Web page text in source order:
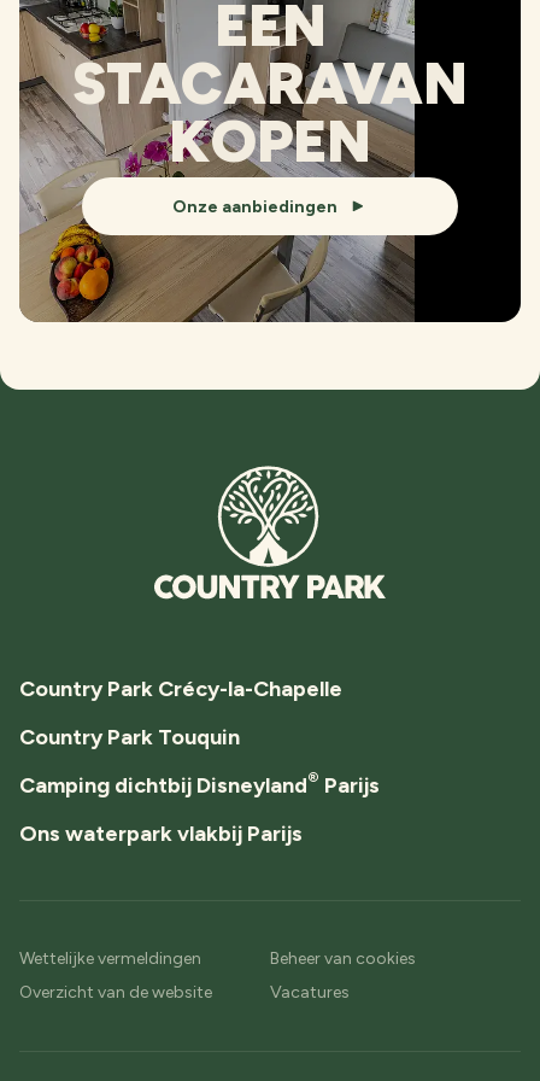
EEN
STACARAVAN
KOPEN
Onze aanbiedingen
Country Park Crécy-la-Chapelle
Country Park Touquin
Camping dichtbij Disneyland® Parijs
Ons waterpark vlakbij Parijs
Wettelijke vermeldingen
Beheer van cookies
Overzicht van de website
Vacatures